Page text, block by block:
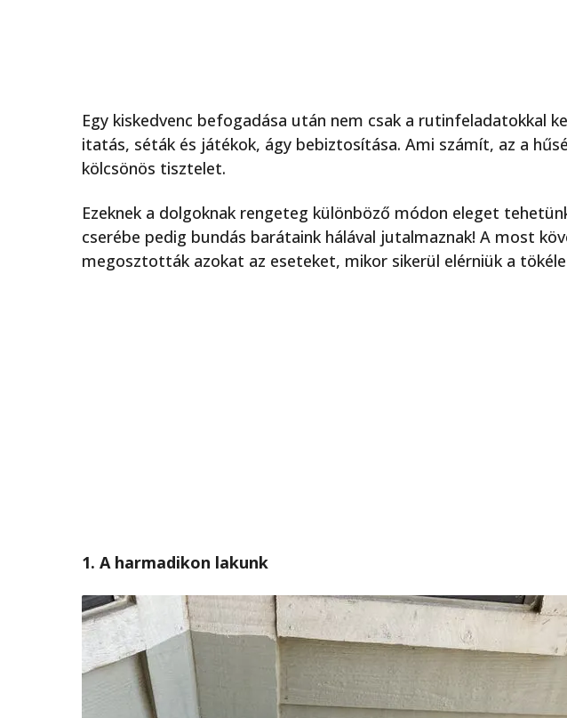
Egy kiskedvenc befogadása után nem csak a rutinfeladatokkal
itatás, séták és játékok, ágy bebiztosítása. Ami számít, az a
kölcsönös tisztelet.
Ezeknek a dolgoknak rengeteg különböző módon eleget
cserébe pedig bundás barátaink hálával jutalmaznak! A most
megosztották azokat az eseteket, mikor sikerül elérniük a
1. A harmadikon lakunk